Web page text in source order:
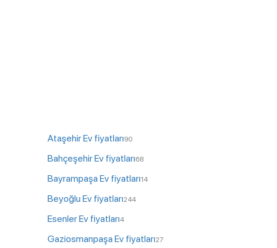
Ataşehir Ev fiyatları90
Bahçeşehir Ev fiyatları68
Bayrampaşa Ev fiyatları14
Beyoğlu Ev fiyatları244
Esenler Ev fiyatları4
Gaziosmanpaşa Ev fiyatları27